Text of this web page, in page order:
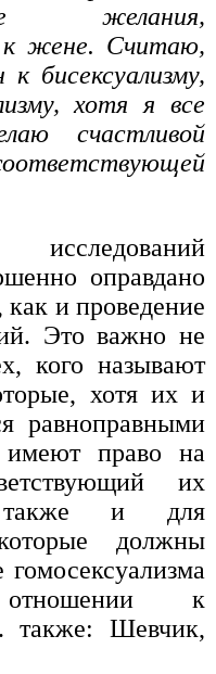
желания,
к жене. Считаю,
бисексуализму,
хотя я все
счастливой
оправдано
и проведение
Это важно не
кого называют
хотя их и
равноправными
право на
их
также и для
которые должны
к
также: Шевчик,